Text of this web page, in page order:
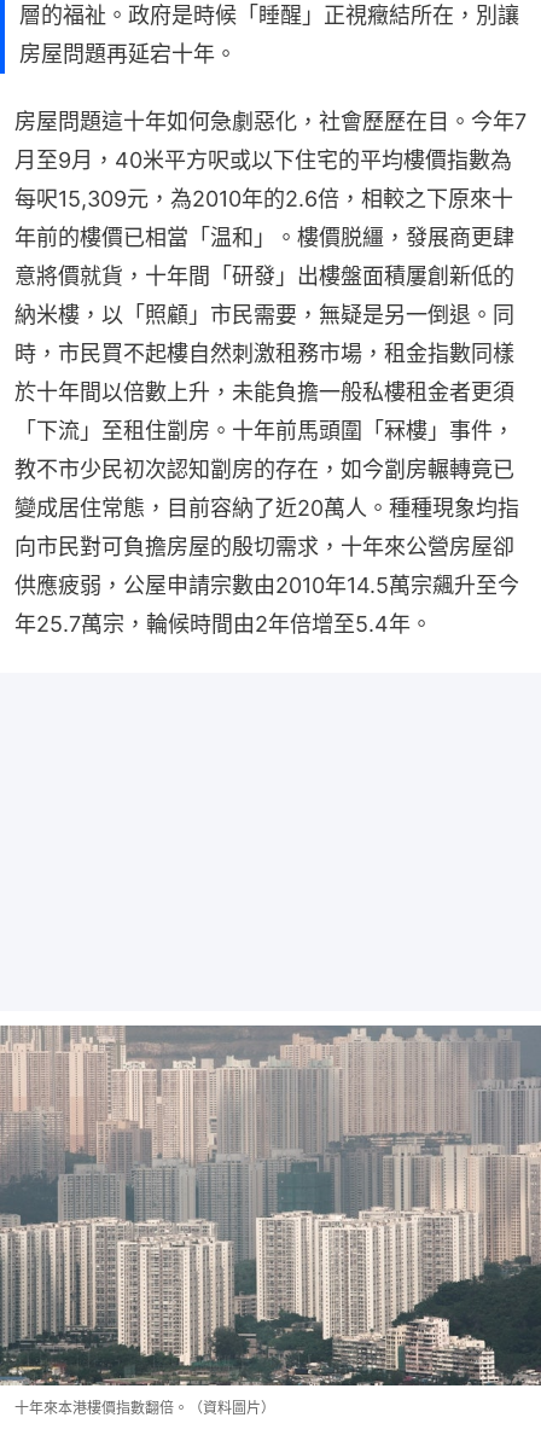
層的福祉。政府是時候「睡醒」正視癥結所在，別讓
房屋問題再延宕十年。
房屋問題這十年如何急劇惡化，社會歷歷在目。今年7
月至9月，40米平方呎或以下住宅的平均樓價指數為
每呎15,309元，為2010年的2.6倍，相較之下原來十
年前的樓價已相當「温和」。樓價脱繮，發展商更肆
意將價就貨，十年間「研發」出樓盤面積屢創新低的
納米樓，以「照顧」市民需要，無疑是另一倒退。同
時，市民買不起樓自然刺激租務市場，租金指數同樣
於十年間以倍數上升，未能負擔一般私樓租金者更須
「下流」至租住劏房。十年前馬頭圍「冧樓」事件，
教不市少民初次認知劏房的存在，如今劏房輾轉竟已
變成居住常態，目前容納了近20萬人。種種現象均指
向市民對可負擔房屋的殷切需求，十年來公營房屋卻
供應疲弱，公屋申請宗數由2010年14.5萬宗飆升至今
年25.7萬宗，輪候時間由2年倍增至5.4年。
十年來本港樓價指數翻倍。（資料圖片）